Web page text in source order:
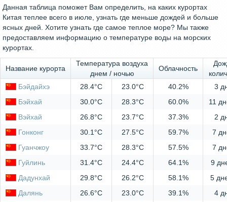
Данная таблица поможет Вам определить, на каких курортах
Китая теплее всего в июле, узнать где меньше дождей и больше
ясных дней. Хотите узнать где самое теплое море? Мы также
предоставляем информацию о температуре воды на морских
курортах.
Название курорта
Температура воздуха
днем / ночью
Облачность
Бэйдайхэ
28.4°C 23.0°C 40.2%
3
Бэйхай
30.0°C 28.3°C 60.0%
11
Вэйхай
26.8°C 23.7°C 37.3%
2
Гонконг
30.1°C 27.5°C 59.7%
7
Гуанчжоу
33.7°C 28.3°C 57.5%
7
Гуйлинь
31.4°C 24.4°C 64.1%
9
Дадунхай
29.8°C 26.2°C 58.1%
5
Далянь
26.6°C 23.0°C 39.1%
4